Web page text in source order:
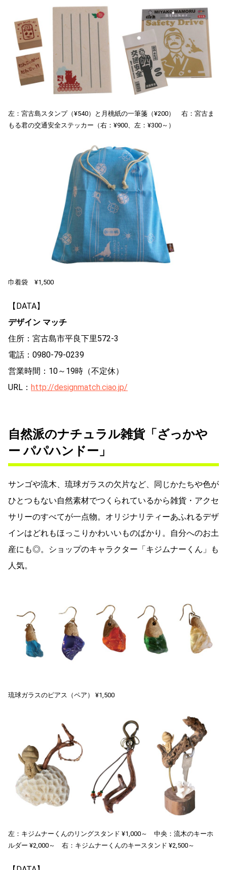
左：宮古島スタンプ（¥540）と月桃紙の一筆箋（¥200） 右：宮古ま
もる君の交通安全ステッカー（右：¥900、左：¥300～）
巾着袋 ¥1,500
【DATA】
デザイン マッチ
住所：宮古島市平良下里572-3
電話：0980-79-0239
営業時間：10～19時（不定休）
URL： http://designmatch.ciao.jp/
自然派のナチュラル雑貨「ざっかや
ー パパハンドー」
サンゴや流木、琉球ガラスの欠片など、同じかたちや色が
ひとつもない自然素材でつくられているから雑貨・アクセ
サリーのすべてが一点物。オリジナリティーあふれるデザ
インはどれもほっこりかわいいものばかり。自分へのお土
産にも◎。ショップのキャラクター「キジムナーくん」も
人気。
琉球ガラスのピアス（ペア） ¥1,500
左：キジムナーくんのリングスタンド ¥1,000～ 中央：流木のキーホ
ルダー ¥2,000～ 右：キジムナーくんのキースタンド ¥2,500～